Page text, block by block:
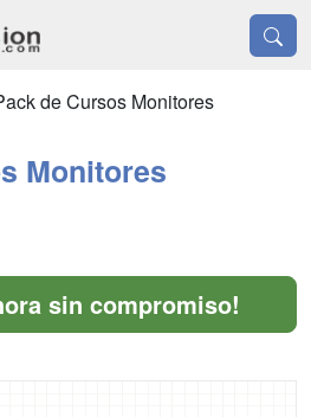
de Cursos Monitores
Monitores
sin compromiso!